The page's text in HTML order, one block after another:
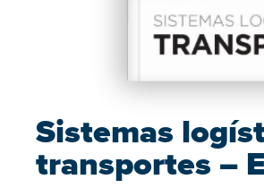
Sistemas
transportes –